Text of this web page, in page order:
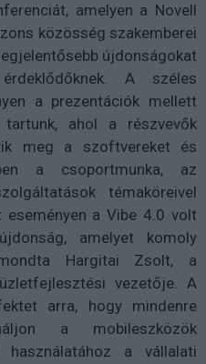
amelyen a Novell
közösség szakemberei
újdonságokat
A széles
a prezentációk mellett
ahol a részvevők
meg a szoftvereket és
a csoportmunka, az
témaköreivel
a Vibe 4.0 volt
amelyet komoly
Hargitai Zsolt, a
vezetője. A
arra, hogy mindenre
a mobileszközök
a vállalati